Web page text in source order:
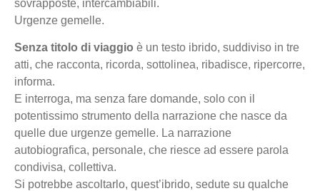
sovrapposte, intercambiabili.
Urgenze gemelle.
Senza titolo di viaggio è un testo ibrido, suddiviso in tre
atti, che racconta, ricorda, sottolinea, ribadisce, ripercorre,
informa.
E interroga, ma senza fare domande, solo con il
potentissimo strumento della narrazione che nasce da
quelle due urgenze gemelle. La narrazione
autobiografica, personale, che riesce ad essere parola
condivisa, collettiva.
Si potrebbe ascoltarlo, quest’ibrido, sedute su qualche